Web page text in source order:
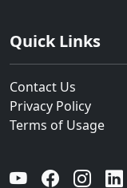
Quick Links
Contact Us
Privacy Policy
Terms of Usage
YouTube Facebook Instagram